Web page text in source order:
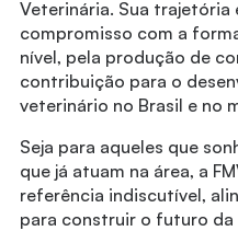
Veterinária. Sua trajetória
compromisso com a
nível, pela produção de
contribuição para o
veterinário no Brasil e no
Seja para aqueles que
que já atuam na área, a
referência indiscutível,
para construir o futuro da